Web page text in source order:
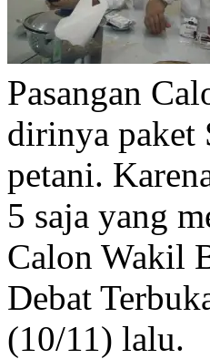
Pasangan
dirinya paket
petani.
5 saja yang
Calon Wakil
Debat
(10/11) lalu.